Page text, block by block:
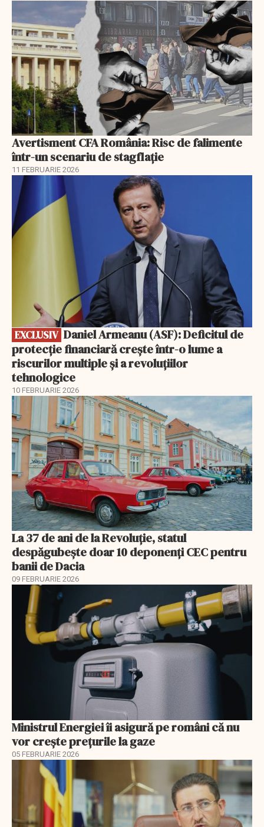
Avertisment CFA România: Risc de falimente
într-un scenariu de stagflație
11 FEBRUARIE 2026
EXCLUSIV
EXCLUSIV
protecție financiară crește într-o lume a
riscurilor multiple și a revoluțiilor
tehnologice
10 FEBRUARIE 2026
La 37 de ani de la Revoluție, statul
despăgubește doar 10 deponenți CEC pentru
banii de Dacia
09 FEBRUARIE 2026
Ministrul Energiei îi asigură pe români că nu
vor creşte preţurile la gaze
05 FEBRUARIE 2026